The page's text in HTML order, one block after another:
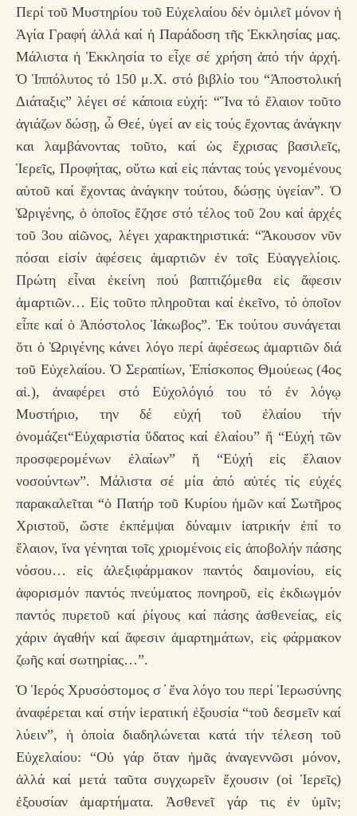
Περί τοῦ Μυστηρίου τοῦ Εὐχελαίου δέν ὁμιλεῖ μόνον ἡ
Ἁγία Γραφή ἀλλά καί ἡ Παράδοση τῆς Ἐκκλησίας μας.
Μάλιστα ἡ Ἐκκλησία το εἶχε σέ χρήση ἀπό τήν ἀρχή.
Ὁ Ἱππόλυτος τό 150 μ.Χ. στό βιβλίο του “Ἀποστολική
Διάταξις” λέγει σέ κάποια εὐχή: “Ἵνα τό ἔλαιον τοῦτο
ἁγιάζων δώσῃ, ὦ Θεέ, ὑγεί αν εἰς τούς ἔχοντας ἀνάγκην
και λαμβάνοντας τοῦτο, καί ὡς ἔχρισας βασιλεῖς,
Ἱερεῖς, Προφήτας, οὕτω καί εἰς πάντας τούς γενομένους
αὐτοῦ καί ἔχοντας ἀνάγκην τούτου, δώσῃς ὑγείαν”. Ὁ
Ὡριγένης, ὁ ὁποῖος ἔζησε στό τέλος τοῦ 2ου καί ἀρχές
τοῦ 3ου αἰῶνος, λέγει χαρακτηριστικά: “Ἄκουσον νῦν
πόσαι εἰσίν ἀφέσεις ἁμαρτιῶν ἐν τοῖς Εὐαγγελίοις.
Πρώτη εἶναι ἐκείνη πού βαπτιζόμεθα εἰς ἄφεσιν
ἁμαρτιῶν… Εἰς τοῦτο πληροῦται καί ἐκεῖνο, τό ὁποῖον
εἶπε καί ὁ Ἀπόστολος Ἰάκωβος”. Ἐκ τούτου συνάγεται
ὅτι ὁ Ὡριγένης κάνει λόγο περί ἀφέσεως ἁμαρτιῶν διά
τοῦ Εὐχελαίου. Ὁ Σεραπίων, Ἐπίσκοπος Θμούεως (4ος
αἰ.), ἀναφέρει στό Εὐχολόγιό του τό ἐν λόγῳ
Μυστήριο, την δέ εὐχή τοῦ ἐλαίου τήν
ὀνομάζει“Εὐχαριστία ὕδατος καί ἐλαίου” ἤ “Εὐχή τῶν
προσφερομένων ἐλαίων” ἤ “Εὐχή εἰς ἔλαιον
νοσούντων”. Μάλιστα σέ μία ἀπό αὐτές τίς εὐχές
παρακαλεῖται “ὁ Πατήρ τοῦ Κυρίου ἡμῶν καί Σωτῆρος
Χριστοῦ, ὥστε ἐκπέμψαι δύναμιν ἰατρικήν ἐπί το
ἔλαιον, ἵνα γένηται τοῖς χριομένοις εἰς ἀποβολήν πάσης
νόσου… εἰς ἀλεξιφάρμακον παντός δαιμονίου, εἰς
ἀφορισμόν παντός πνεύματος πονηροῦ, εἰς ἐκδιωγμόν
παντός πυρετοῦ καί ῥίγους καί πάσης ἀσθενείας, εἰς
χάριν ἀγαθήν καί ἄφεσιν ἁμαρτημάτων, εἰς φάρμακον
ζωῆς καί σωτηρίας…”.
Ὁ Ἱερός Χρυσόστομος σ ̓ ἔνα λόγο του περί Ἱερωσύνης
ἀναφέρεται καί στήν ἱερατική ἐξουσία “τοῦ δεσμεῖν καί
λύειν”, ἡ ὁποία διαδηλώνεται κατά τήν τέλεση τοῦ
Εὐχελαίου: “Οὐ γάρ ὅταν ἡμᾶς ἀναγεννῶσι μόνον,
ἀλλά καί μετά ταῦτα συγχωρεῖν ἔχουσιν (οἱ Ἱερεῖς)
ἐξουσίαν ἁμαρτήματα. Ἀσθενεῖ γάρ τις ἐν ὑμῖν;